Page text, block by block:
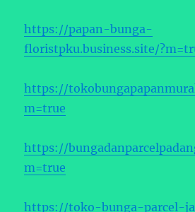
https://papan-bunga-
floristpku.business.site/
https://
m=true
https://
m=true
https://toko-bunga-parcel-